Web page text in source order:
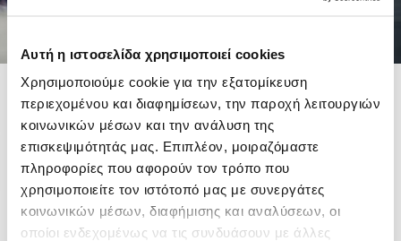
Αυτή η ιστοσελίδα χρησιμοποιεί cookies
Χρησιμοποιούμε cookie για την εξατομίκευση
περιεχομένου και διαφημίσεων, την παροχή λειτουργιών
κοινωνικών μέσων και την ανάλυση της
επισκεψιμότητάς μας. Επιπλέον, μοιραζόμαστε
πληροφορίες που αφορούν τον τρόπο που
χρησιμοποιείτε τον ιστότοπό μας με συνεργάτες
κοινωνικών μέσων, διαφήμισης και αναλύσεων, οι
οποίοι ενδεχομένως να τις συνδυάσουν με άλλες
Δες τώρα τα parking στο χάρτη και σύγκρινετιμή
καιαπόσταση